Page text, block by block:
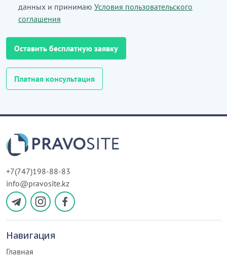
данных и принимаю Условия пользовательского
соглашения
Оставить бесплатную заявку
Платная консультация
+7(747)198-88-83
info@pravosite.kz
Навигация
Главная